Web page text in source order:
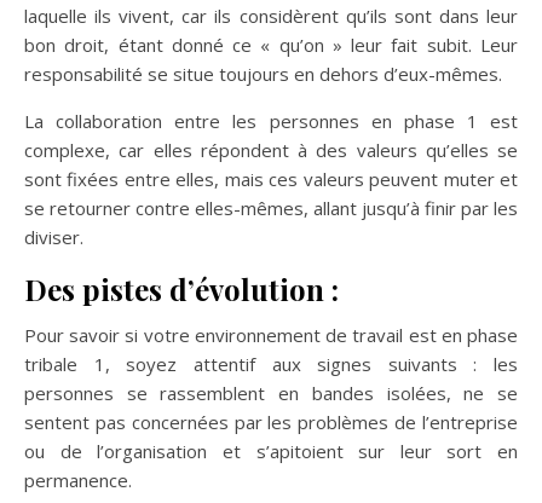
laquelle ils vivent, car ils considèrent qu’ils sont dans leur
bon droit, étant donné ce « qu’on » leur fait subit. Leur
responsabilité se situe toujours en dehors d’eux-mêmes.
La collaboration entre les personnes en phase 1 est
complexe, car elles répondent à des valeurs qu’elles se
sont fixées entre elles, mais ces valeurs peuvent muter et
se retourner contre elles-mêmes, allant jusqu’à finir par les
diviser.
Des pistes d’évolution :
Pour savoir si votre environnement de travail est en phase
tribale 1, soyez attentif aux signes suivants : les
personnes se rassemblent en bandes isolées, ne se
sentent pas concernées par les problèmes de l’entreprise
ou de l’organisation et s’apitoient sur leur sort en
permanence.